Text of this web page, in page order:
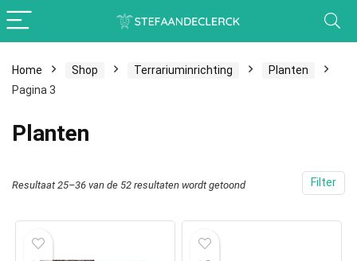
Home Shop Terrariuminrichting
Planten
Pagina 3
Planten
Filter
Resultaat 25–36 van de 52 resultaten wordt getoond